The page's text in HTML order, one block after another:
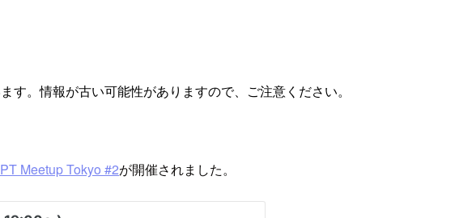
す。情報が古い可能性がありますので、ご注意ください。
Meetup Tokyo #2が開催されました。